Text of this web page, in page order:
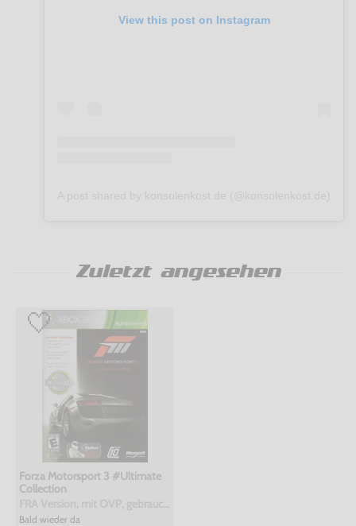
View this post on Instagram
Zuletzt angesehen
Forza Motorsport 3 #Ultimate
Collection
Bald wieder da